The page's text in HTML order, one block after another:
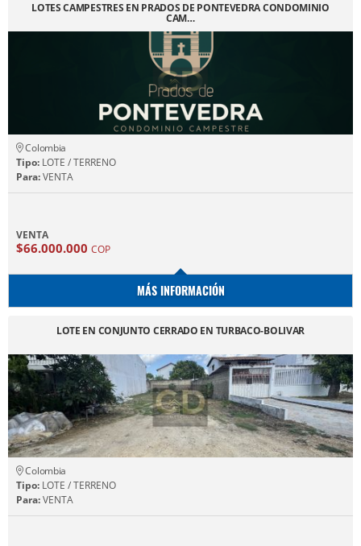
LOTES CAMPESTRES EN PRADOS DE PONTEVEDRA CONDOMINIO
CAM…
Colombia
Tipo: LOTE / TERRENO
Para:VENTA
VENTA
$66.000.000 COP
MÁS INFORMACIÓN
LOTE EN CONJUNTO CERRADO EN TURBACO-BOLIVAR
Colombia
Tipo: LOTE / TERRENO
Para:VENTA